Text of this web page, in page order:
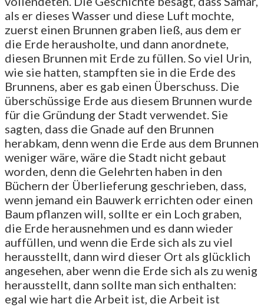
als er dieses Wasser und diese Luft mochte,
zuerst einen Brunnen graben ließ, aus dem er
die Erde herausholte, und dann anordnete,
diesen Brunnen mit Erde zu füllen. So viel Urin,
wie sie hatten, stampften sie in die Erde des
Brunnens, aber es gab einen Überschuss. Die
überschüssige Erde aus diesem Brunnen wurde
für die Gründung der Stadt verwendet. Sie
sagten, dass die Gnade auf den Brunnen
herabkam, denn wenn die Erde aus dem Brunnen
weniger wäre, wäre die Stadt nicht gebaut
worden, denn die Gelehrten haben in den
Büchern der Überlieferung geschrieben, dass,
wenn jemand ein Bauwerk errichten oder einen
Baum pflanzen will, sollte er ein Loch graben,
die Erde herausnehmen und es dann wieder
auffüllen, und wenn die Erde sich als zu viel
herausstellt, dann wird dieser Ort als glücklich
angesehen, aber wenn die Erde sich als zu wenig
herausstellt, dann sollte man sich enthalten:
egal wie hart die Arbeit ist, die Arbeit ist